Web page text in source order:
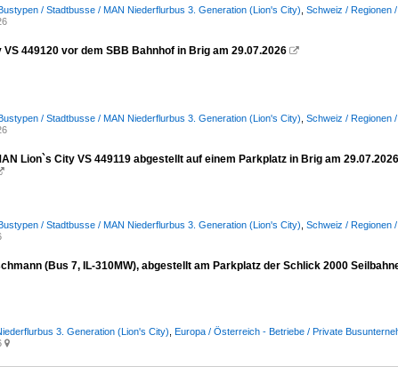
/ Stadtbusse / MAN Niederflurbus 3. Generation (Lion's City) Schweiz / Regionen
VS 449120 vor dem SBB Bahnhof in Brig am 29.07.2026 
/ Stadtbusse / MAN Niederflurbus 3. Generation (Lion's City) Schweiz / Regionen
Lion`s City VS 449119 abgestellt auf einem Parkplatz in Brig am
/ Stadtbusse / MAN Niederflurbus 3. Generation (Lion's City) Schweiz / Regionen
(Bus 7, IL-310MW), abgestellt am Parkplatz der Schlick 2000
3. Generation (Lion's City) Europa / Österreich - Betriebe / Private
